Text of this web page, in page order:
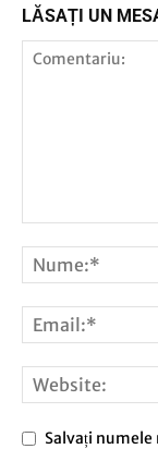
LĂSAȚI UN
Salvați